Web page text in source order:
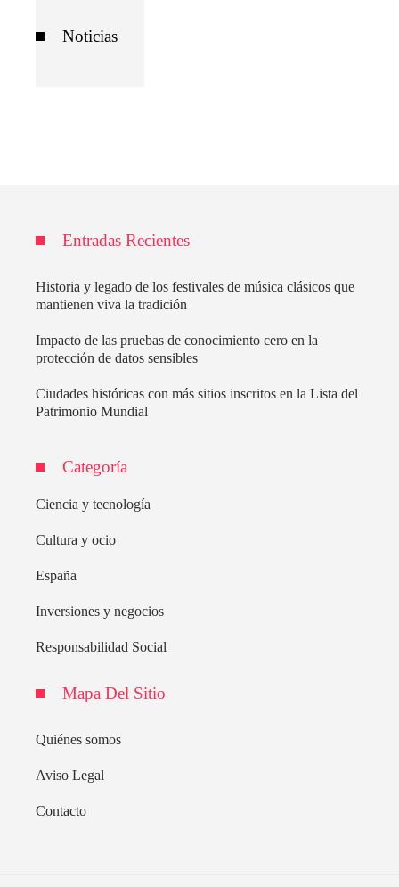
Noticias
Entradas Recientes
Historia y legado de los festivales de música clásicos que
mantienen viva la tradición
Impacto de las pruebas de conocimiento cero en la
protección de datos sensibles
Ciudades históricas con más sitios inscritos en la Lista del
Patrimonio Mundial
Categoría
Ciencia y tecnología
Cultura y ocio
España
Inversiones y negocios
Responsabilidad Social
Mapa Del Sitio
Quiénes somos
Aviso Legal
Contacto